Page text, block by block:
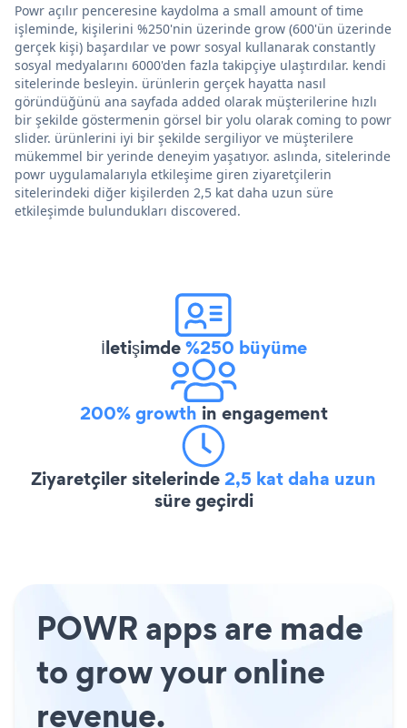
Powr açılır penceresine kaydolma a small amount of time
işleminde, kişilerini %250'nin üzerinde grow (600'ün üzerinde
gerçek kişi) başardılar ve powr sosyal kullanarak constantly
sosyal medyalarını 6000'den fazla takipçiye ulaştırdılar. kendi
sitelerinde besleyin. ürünlerin gerçek hayatta nasıl
göründüğünü ana sayfada added olarak müşterilerine hızlı
bir şekilde göstermenin görsel bir yolu olarak coming to powr
slider. ürünlerini iyi bir şekilde sergiliyor ve müşterilere
mükemmel bir yerinde deneyim yaşatıyor. aslında, sitelerinde
powr uygulamalarıyla etkileşime giren ziyaretçilerin
sitelerindeki diğer kişilerden 2,5 kat daha uzun süre
etkileşimde bulundukları discovered.
İletişimde%250 büyüme
200% growth in engagement
Ziyaretçiler sitelerinde2,5 kat daha uzun
süre geçirdi
POWR apps are made
to grow your online
revenue.